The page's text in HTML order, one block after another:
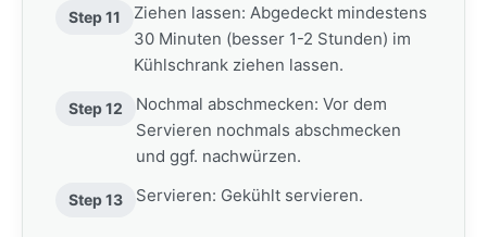
Step 11
Ziehen lassen: Abgedeckt mindestens
30 Minuten (besser 1-2 Stunden) im
Kühlschrank ziehen lassen.
Step 12
Nochmal abschmecken: Vor dem
Servieren nochmals abschmecken
und ggf. nachwürzen.
Step 13 Servieren: Gekühlt servieren.